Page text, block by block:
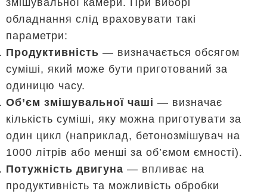
змішувальної камери. При виборі
обладнання слід враховувати такі
параметри:
Продуктивність — визначається обсягом
суміші, який може бути приготований за
одиницю часу.
Об’єм змішувальної чаші — визначає
кількість суміші, яку можна приготувати за
один цикл (наприклад, бетонозмішувач на
1000 літрів або менші за об’ємом ємності).
Потужність двигуна — впливає на
продуктивність та можливість обробки